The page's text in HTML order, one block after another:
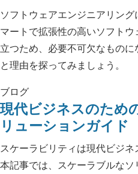
ソフトウェアエンジニアリン
マートで拡張性の高いソフト
立つため、必要不可欠なもの
と理由を探ってみましょう。
ブログ
現代ビジネスのため
リューションガイド
スケーラビリティは現代ビジネ
本記事では、スケーラブルな